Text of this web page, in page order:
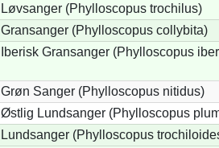
Løvsanger (Phylloscopus trochilus)
Gransanger (Phylloscopus collybita)
Iberisk Gransanger (Phylloscopus
Grøn Sanger (Phylloscopus nitidus)
Østlig Lundsanger (Phylloscopus
Lundsanger (Phylloscopus